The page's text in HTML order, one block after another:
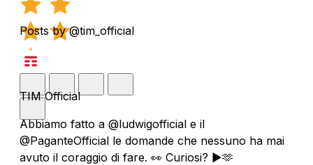
Posts by @tim_official
TIM Official
Abbiamo fatto a @ludwigofficial e il
@PaganteOfficial le domande che nessuno ha mai
avuto il coraggio di fare. 👀 Curiosi? ▶️🫶